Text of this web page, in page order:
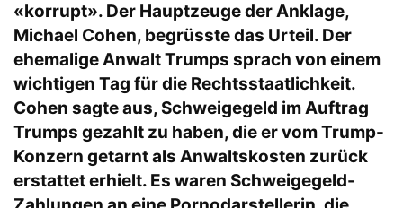
«korrupt». Der Hauptzeuge der Anklage,
Michael Cohen, begrüsste das Urteil. Der
ehemalige Anwalt Trumps sprach von einem
wichtigen Tag für die Rechtsstaatlichkeit.
Cohen sagte aus, Schweigegeld im Auftrag
Trumps gezahlt zu haben, die er vom Trump-
Konzern getarnt als Anwaltskosten zurück
erstattet erhielt. Es waren Schweigegeld-